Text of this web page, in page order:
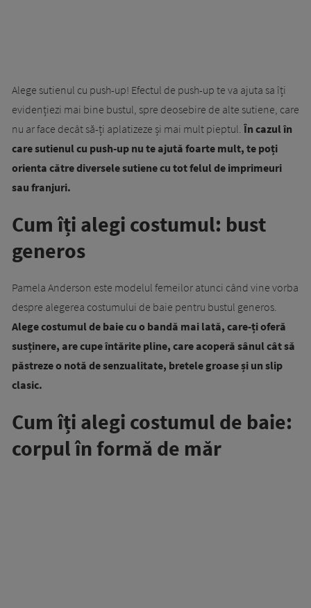
Alege sutienul cu push-up! Efectul de push-up te va ajuta sa îți
evidențiezi mai bine bustul, spre deosebire de alte sutiene, care
nu ar face decât să-ți aplatizeze și mai mult pieptul. În cazul în
care sutienul cu push-up nu te ajută foarte mult, te poți
orienta către diversele sutiene cu tot felul de imprimeuri
sau franjuri.
Cum îți alegi costumul: bust
generos
Pamela Anderson este modelul femeilor atunci când vine vorba
despre alegerea costumului de baie pentru bustul generos.
Alege costumul de baie cu o bandă mai lată, care-ți oferă
susținere, are cupe întărite pline, care acoperă sânul cât să
păstreze o notă de senzualitate, bretele groase și un slip
clasic.
Cum îți alegi costumul de baie:
corpul în formă de măr